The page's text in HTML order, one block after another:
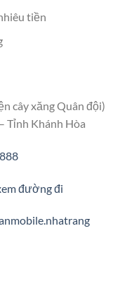
tiền
cây xăng Quân đội)
Tỉnh Khánh Hòa
đường đi